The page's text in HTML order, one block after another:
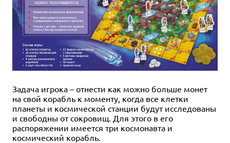
Задача игрока – отнести как можно больше монет
на свой корабль к моменту, когда все клетки
планеты и космической станции будут исследованы
и свободны от сокровищ. Для этого в его
распоряжении имеется три космонавта и
космический корабль.